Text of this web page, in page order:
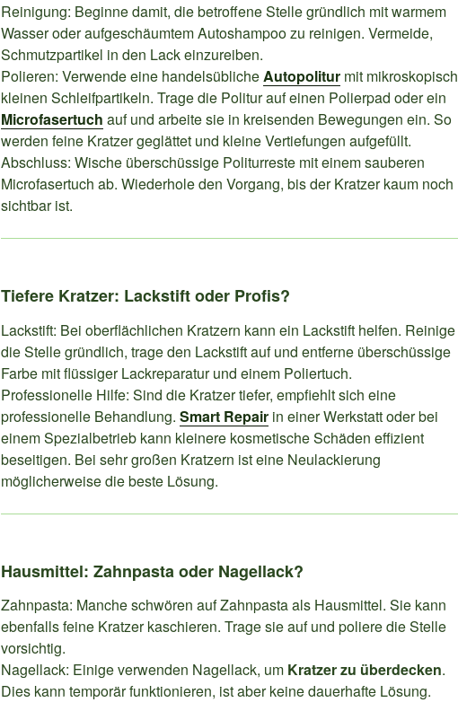
Reinigung: Beginne damit, die betroffene Stelle gründlich mit warmem
Wasser oder aufgeschäumtem Autoshampoo zu reinigen. Vermeide,
Schmutzpartikel in den Lack einzureiben.
Polieren: Verwende eine handelsüblicheAutopolitur mit mikroskopisch
kleinen Schleifpartikeln. Trage die Politur auf einen Polierpad oder ein
Microfasertuch auf und arbeite sie in kreisenden Bewegungen ein. So
werden feine Kratzer geglättet und kleine Vertiefungen aufgefüllt.
Abschluss: Wische überschüssige Politurreste mit einem sauberen
Microfasertuch ab. Wiederhole den Vorgang, bis der Kratzer kaum noch
sichtbar ist.
Tiefere Kratzer: Lackstift oder Profis?
Lackstift: Bei oberflächlichen Kratzern kann ein Lackstift helfen. Reinige
die Stelle gründlich, trage den Lackstift auf und entferne überschüssige
Farbe mit flüssiger Lackreparatur und einem Poliertuch.
Professionelle Hilfe: Sind die Kratzer tiefer, empfiehlt sich eine
professionelle Behandlung. Smart Repair in einer Werkstatt oder bei
einem Spezialbetrieb kann kleinere kosmetische Schäden effizient
beseitigen. Bei sehr großen Kratzern ist eine Neulackierung
möglicherweise die beste Lösung.
Hausmittel: Zahnpasta oder Nagellack?
Zahnpasta: Manche schwören auf Zahnpasta als Hausmittel. Sie kann
ebenfalls feine Kratzer kaschieren. Trage sie auf und poliere die Stelle
vorsichtig.
Nagellack: Einige verwenden Nagellack, um Kratzer zu überdecken.
Dies kann temporär funktionieren, ist aber keine dauerhafte Lösung.